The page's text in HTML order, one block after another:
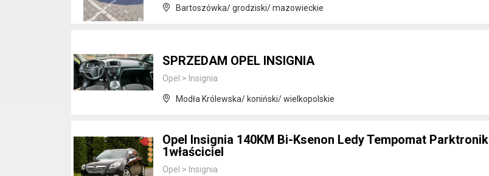
Bartoszówka/ grodziski/ mazowieckie
SPRZEDAM OPEL INSIGNIA
Opel > Insignia
Modła Królewska/ koniński/ wielkopolskie
Opel Insignia 140KM Bi-Ksenon Ledy Tempomat Parktronik
1właściciel
Opel > Insignia